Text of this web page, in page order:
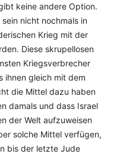
keine andere Option.
nicht nochmals in
Krieg mit der
Diese skrupellosen
Kriegsverbrecher
ihnen gleich mit dem
die Mittel dazu haben
damals und dass Israel
der Welt aufzuweisen
solche Mittel verfügen,
bis der letzte Jude